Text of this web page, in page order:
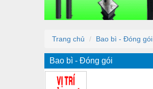
Trang chủ Bao bì - Đóng gói
Bao bì - Đóng gói